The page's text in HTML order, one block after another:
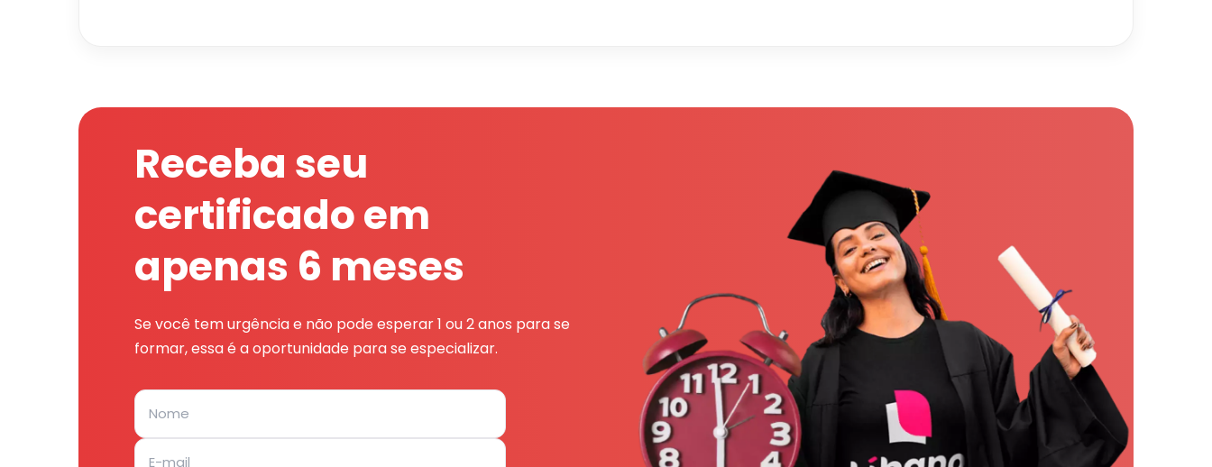
Receba seu
certificado em
apenas 6 meses
Se você tem urgência e não pode esperar 1 ou 2 anos para se
formar, essa é a oportunidade para se especializar.